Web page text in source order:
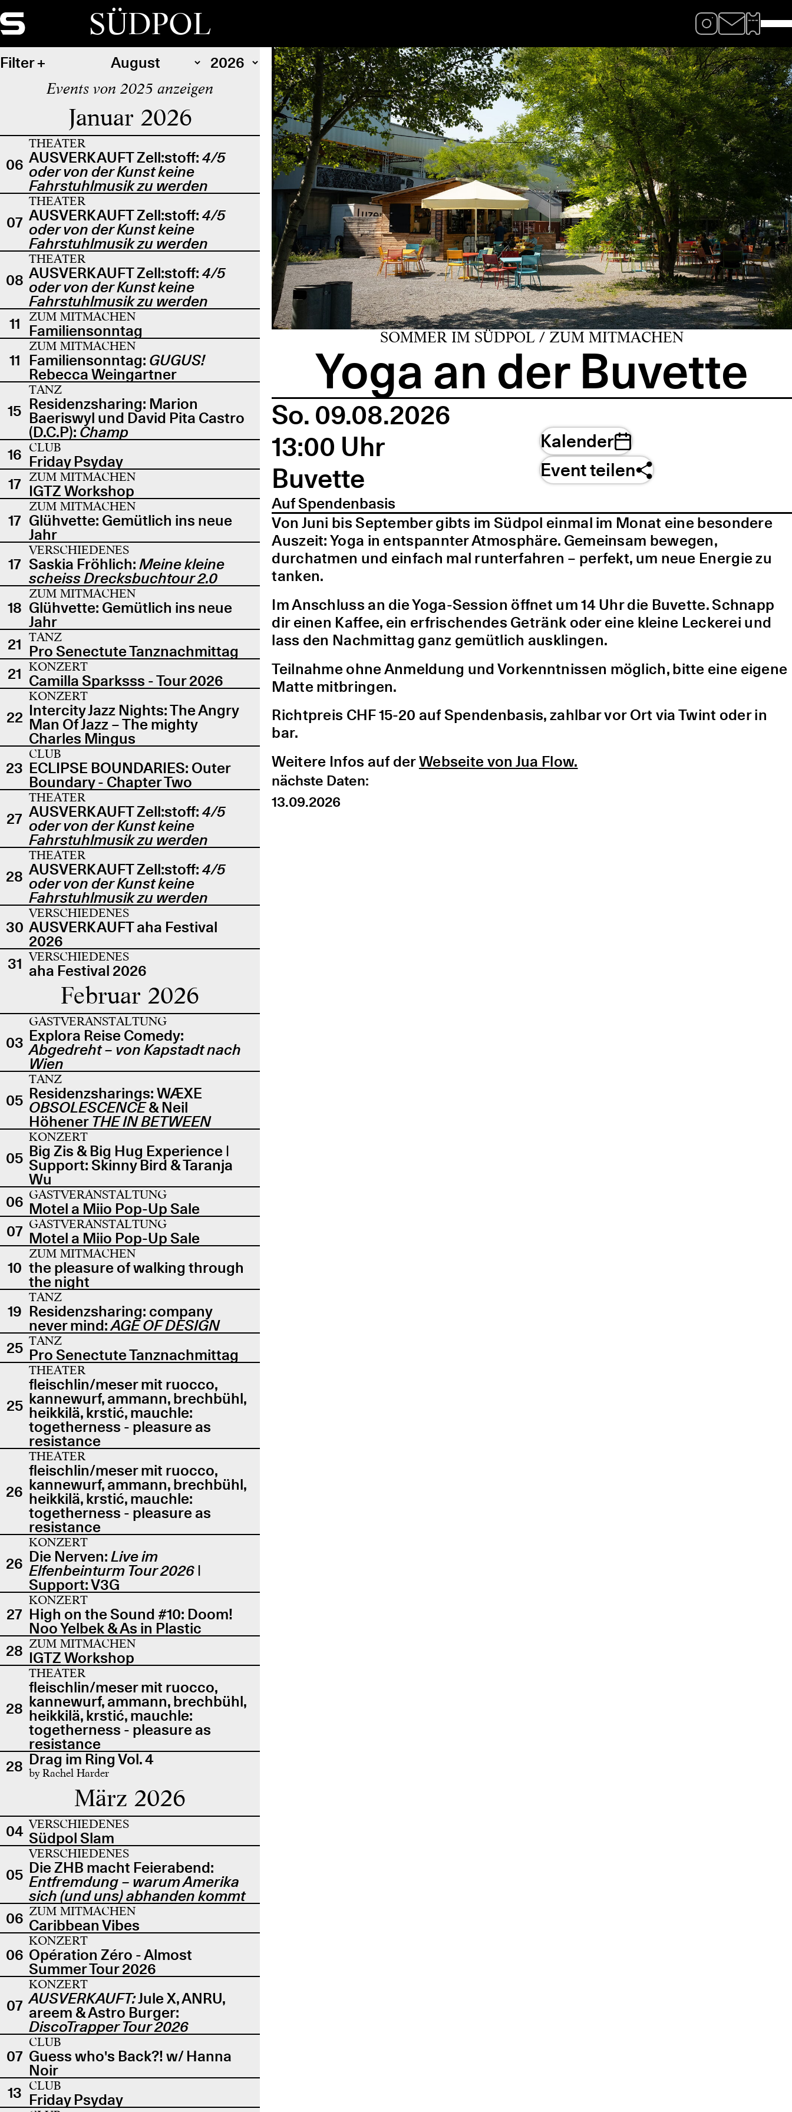
SÜDPOL
Filter
Events von 2025 anzeigen
Januar 2026
06
THEATER
AUSVERKAUFT Zell:stoff: 4/5
oder von der Kunst keine
Fahrstuhlmusik zu werden
07
THEATER
AUSVERKAUFT Zell:stoff: 4/5
oder von der Kunst keine
Fahrstuhlmusik zu werden
08
THEATER
AUSVERKAUFT Zell:stoff: 4/5
oder von der Kunst keine
Fahrstuhlmusik zu werden
11
ZUM MITMACHEN
Familiensonntag
11
ZUM MITMACHEN
Familiensonntag: GUGUS!
Rebecca Weingartner
15
TANZ
Residenzsharing: Marion
Baeriswyl und David Pita Castro
(D.C.P): Champ
16 CLUB
Friday Psyday
17 ZUM MITMACHEN
IGTZ Workshop
17
ZUM MITMACHEN
Glühvette: Gemütlich ins neue
Jahr
17
VERSCHIEDENES
Saskia Fröhlich: Meine kleine
scheiss Drecksbuchtour 2.0
18
ZUM MITMACHEN
Glühvette: Gemütlich ins neue
Jahr
21 TANZ
Pro Senectute Tanznachmittag
21 KONZERT
Camilla Sparksss - Tour 2026
22
KONZERT
Intercity Jazz Nights: The Angry
Man Of Jazz – The mighty
Charles Mingus
23
CLUB
ECLIPSE BOUNDARIES: Outer
Boundary - Chapter Two
27
THEATER
AUSVERKAUFT Zell:stoff: 4/5
oder von der Kunst keine
Fahrstuhlmusik zu werden
28
THEATER
AUSVERKAUFT Zell:stoff: 4/5
oder von der Kunst keine
Fahrstuhlmusik zu werden
30
VERSCHIEDENES
AUSVERKAUFT aha Festival
2026
31 VERSCHIEDENES
aha Festival 2026
Februar 2026
03
GASTVERANSTALTUNG
Explora Reise Comedy:
Abgedreht – von Kapstadt nach
Wien
05
TANZ
Residenzsharings: WÆXE
OBSOLESCENCE& Neil
Höhener THE IN BETWEEN
05
KONZERT
Big Zis & Big Hug Experience |
Support: Skinny Bird & Taranja
Wu
06 GASTVERANSTALTUNG
Motel a Miio Pop-Up Sale
07 GASTVERANSTALTUNG
Motel a Miio Pop-Up Sale
10
ZUM MITMACHEN
the pleasure of walking through
the night
19
TANZ
Residenzsharing: company
never mind:AGE OF DESIGN
25 TANZ
Pro Senectute Tanznachmittag
25
THEATER
fleischlin/meser mit ruocco,
kannewurf, ammann, brechbühl,
heikkilä, krstić, mauchle:
togetherness - pleasure as
resistance
26
THEATER
fleischlin/meser mit ruocco,
kannewurf, ammann, brechbühl,
heikkilä, krstić, mauchle:
togetherness - pleasure as
resistance
26
KONZERT
Die Nerven:Live im
Elfenbeinturm Tour 2026 |
Support: V3G
27
KONZERT
High on the Sound #10: Doom!
Noo Yelbek & As in Plastic
28 ZUM MITMACHEN
IGTZ Workshop
28
THEATER
fleischlin/meser mit ruocco,
kannewurf, ammann, brechbühl,
heikkilä, krstić, mauchle:
togetherness - pleasure as
resistance
28 Drag im Ring Vol. 4
by Rachel Harder
März 2026
04 VERSCHIEDENES
Südpol Slam
05
VERSCHIEDENES
Die ZHB macht Feierabend:
Entfremdung – warum Amerika
sich (und uns) abhanden kommt
06 ZUM MITMACHEN
Caribbean Vibes
06
KONZERT
Opération Zéro - Almost
Summer Tour 2026
07
KONZERT
AUSVERKAUFT:Jule X, ANRU,
areem & Astro Burger:
DiscoTrapper Tour 2026
07
CLUB
Guess who's Back?! w/ Hanna
Noir
13 CLUB
Friday Psyday
SOMMER IM SÜDPOL / ZUM MITMACHEN
Yoga an der Buvette
So. 09.08.2026
13:00 Uhr
Buvette
Auf Spendenbasis
Kalender
Event teilen
Von Juni bis September gibts im Südpol einmal im Monat eine besondere
Auszeit: Yoga in entspannter Atmosphäre. Gemeinsam bewegen,
durchatmen und einfach mal runterfahren – perfekt, um neue Energie zu
tanken.
Im Anschluss an die Yoga-Session öffnet um 14 Uhr die Buvette. Schnapp
dir einen Kaffee, ein erfrischendes Getränk oder eine kleine Leckerei und
lass den Nachmittag ganz gemütlich ausklingen.
Teilnahme ohne Anmeldung und Vorkenntnissen möglich, bitte eine eigene
Matte mitbringen.
Richtpreis CHF 15-20 auf Spendenbasis, zahlbar vor Ort via Twint oder in
bar.
Weitere Infos auf derWebseite von Jua Flow.
nächste Daten:
13.09.2026